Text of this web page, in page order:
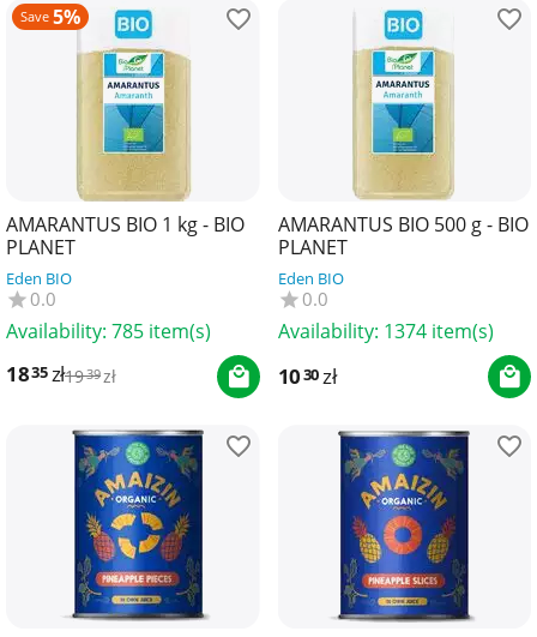
Save 5%
AMARANTUS BIO 1 kg - BIO
PLANET
Eden BIO
0.0
Availability: 785 item(s)
1835zł1939 zł
AMARANTUS BIO 500 g - BIO
PLANET
Eden BIO
0.0
Availability: 1374 item(s)
1030zł